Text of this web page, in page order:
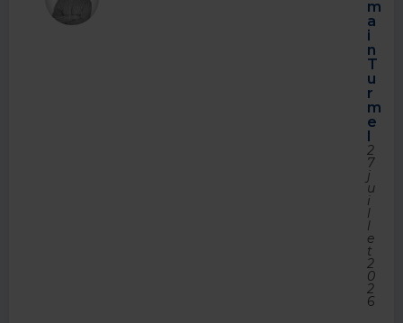
m
a
i
n
T
u
r
m
e
l
2
7
j
u
i
l
l
e
t
2
0
2
6